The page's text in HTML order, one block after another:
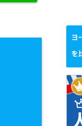
ヨ
を